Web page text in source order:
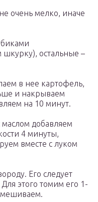
очень мелко, иначе
остальные –
в нее картофель,
и накрываем
на 10 минут.
маслом добавляем
4 минуты,
вместе с луком
Его следует
этого томим его 1-